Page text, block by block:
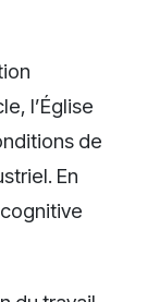
l’Église
de
En